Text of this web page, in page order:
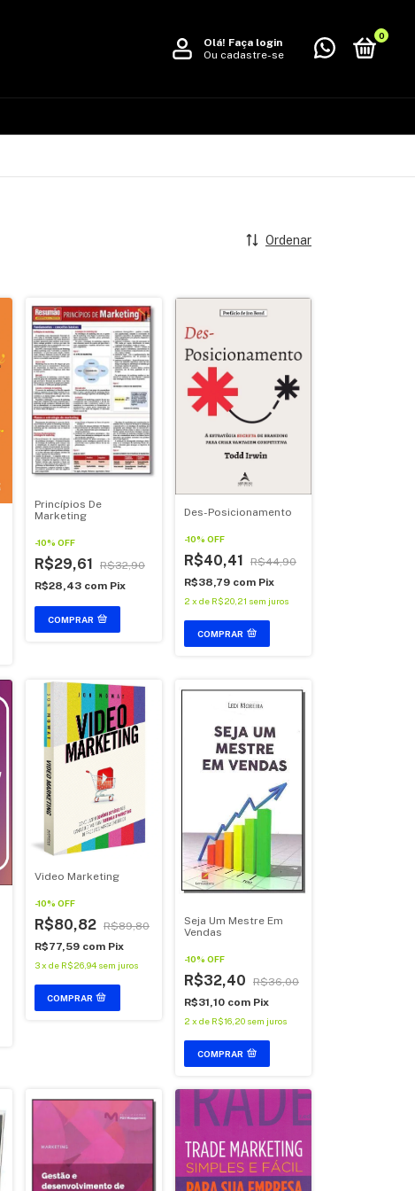
Olá! Faça login
Ou cadastre-se
0
Ordenar
Princípios De
Marketing
-10% OFF
R$29,61
R$32,90
R$28,43 com Pix
COMPRAR
Des-Posicionamento
-10% OFF
R$40,41
R$44,90
R$38,79 com Pix
2 x de R$20,21 sem juros
COMPRAR
Video Marketing
-10% OFF
R$80,82 R$89,80
R$77,59 com Pix
3x de R$26,94 sem juros
Seja Um Mestre Em
Vendas
-10% OFF
R$32,40
R$36,00
R$31,10 com Pix
2 x de R$16,20 sem juros
COMPRAR